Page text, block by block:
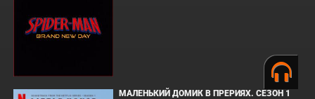
МАЛЕНЬКИЙ ДОМИК В ПРЕРИЯХ. СЕЗОН 1